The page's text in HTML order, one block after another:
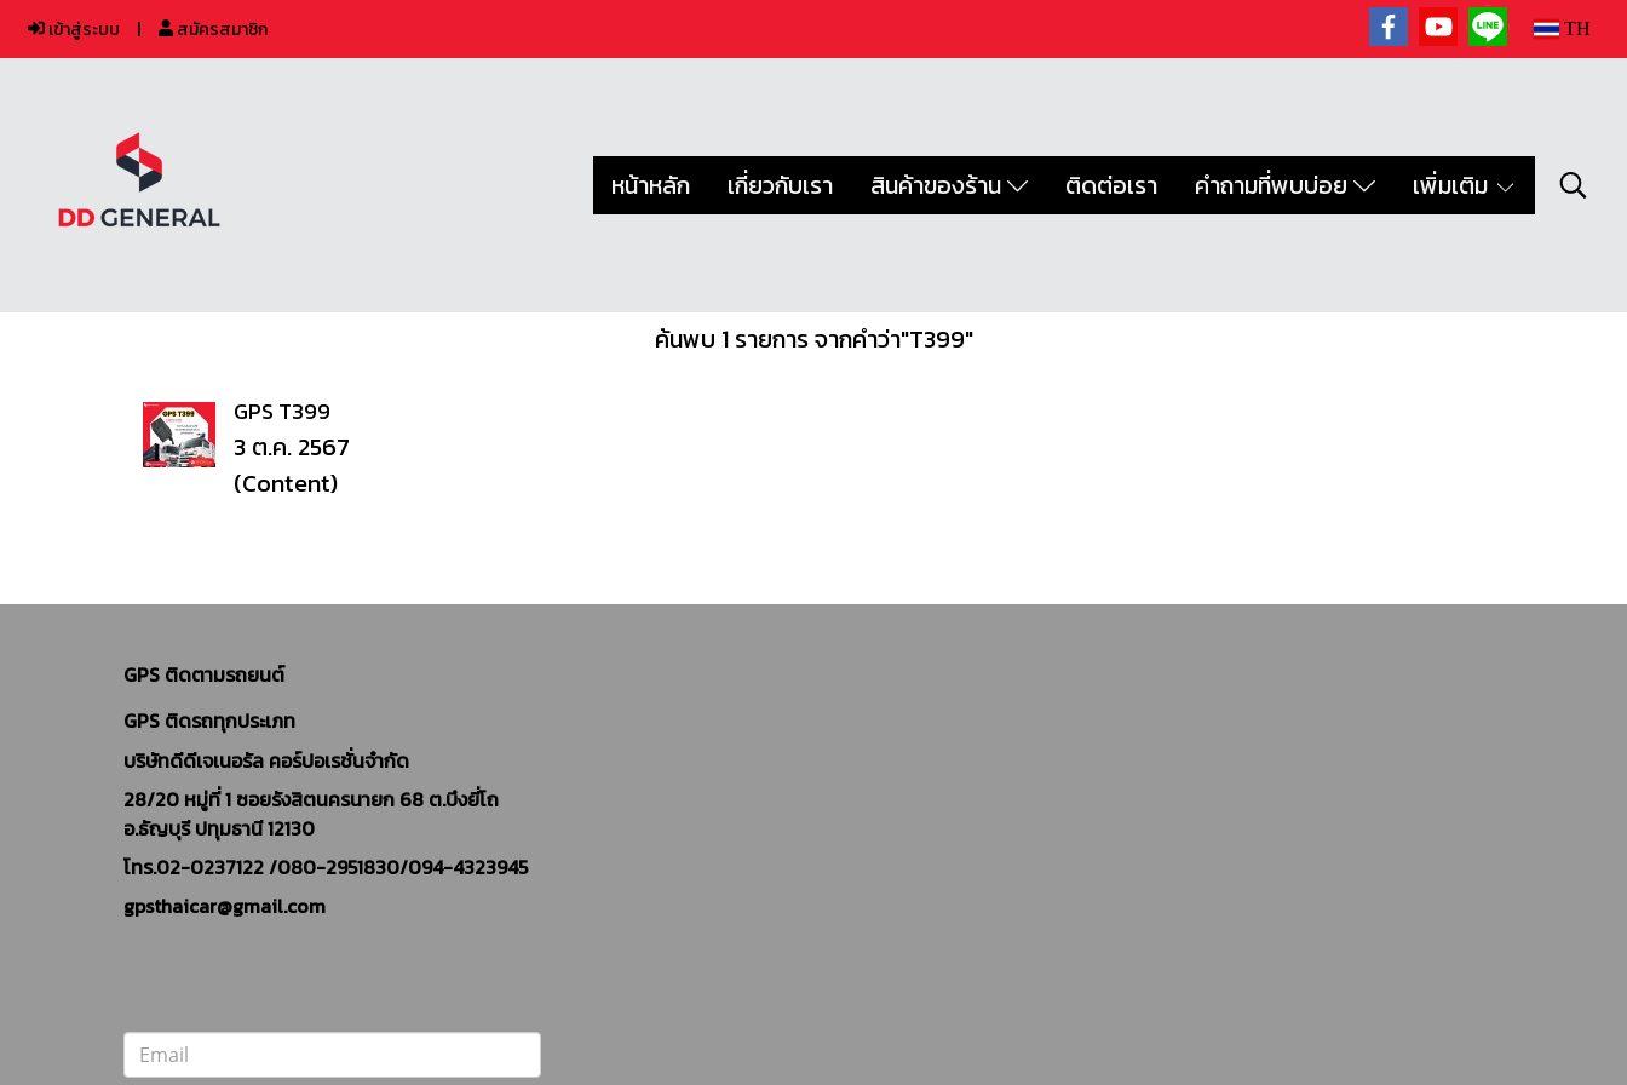
เข้าสู่ระบบ สมัครสมาชิก TH
หน้าหลัก เกี่ยวกับเรา สินค้าของร้าน ติดต่อเรา คำถามที่พบบ่อย เพิ่มเติม
ค้นพบ 1 รายการ จากคำว่า"T399"
GPS T399
3 ต.ค. 2567
(Content)
GPS ติดตามรถยนต์
GPS ติดรถทุกประเภท
บริษัทดีดีเจเนอรัล คอร์ปอเรชั่นจำกัด
28/20 หมู่ที่ 1 ซอยรังสิตนครนายก 68 ต.บึงยี่โถ
อ.ธัญบุรี ปทุมธานี 12130
โทร.02-0237122 /080-2951830/094-4323945
gpsthaicar@gmail.com